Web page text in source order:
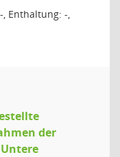
, Enthaltung: -,
der